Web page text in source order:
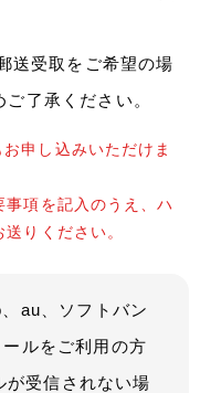
送受取をご希望の場
了承ください。
申し込みいただけま
事項を記入のうえ、ハ
りください。
au、ソフトバン
ルをご利用の方
が受信されない場